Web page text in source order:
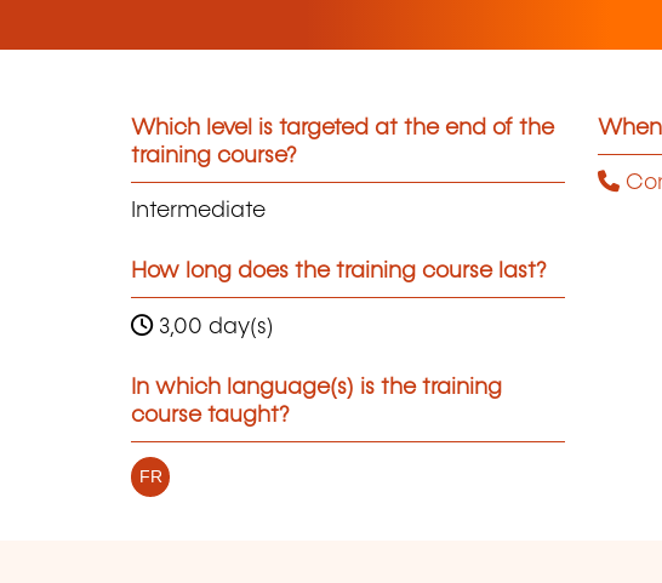
Which level is targeted at the end of the
training course?
Intermediate
How long does the training course last?
3,00 day(s)
In which language(s) is the training
course taught?
FR